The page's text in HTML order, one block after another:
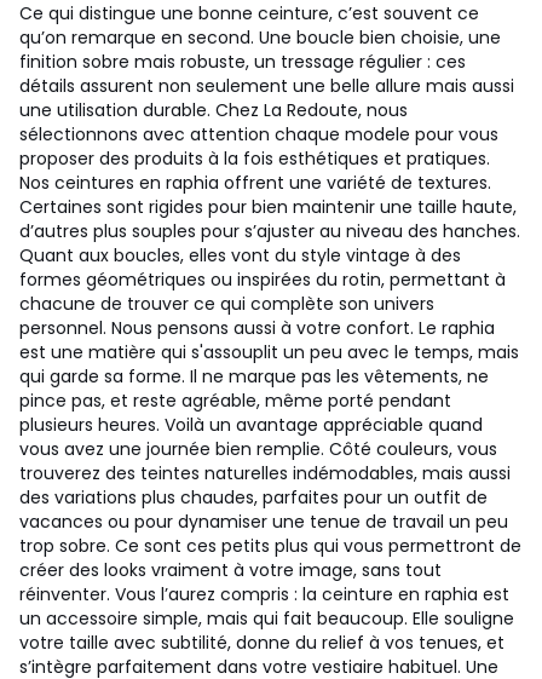
Ce qui distingue une bonne ceinture, c’est souvent ce
qu’on remarque en second. Une boucle bien choisie, une
finition sobre mais robuste, un tressage régulier : ces
détails assurent non seulement une belle allure mais aussi
une utilisation durable. Chez La Redoute, nous
sélectionnons avec attention chaque modele pour vous
proposer des produits à la fois esthétiques et pratiques.
Nos ceintures en raphia offrent une variété de textures.
Certaines sont rigides pour bien maintenir une taille haute,
d’autres plus souples pour s’ajuster au niveau des hanches.
Quant aux boucles, elles vont du style vintage à des
formes géométriques ou inspirées du rotin, permettant à
chacune de trouver ce qui complète son univers
personnel. Nous pensons aussi à votre confort. Le raphia
est une matière qui s'assouplit un peu avec le temps, mais
qui garde sa forme. Il ne marque pas les vêtements, ne
pince pas, et reste agréable, même porté pendant
plusieurs heures. Voilà un avantage appréciable quand
vous avez une journée bien remplie. Côté couleurs, vous
trouverez des teintes naturelles indémodables, mais aussi
des variations plus chaudes, parfaites pour un outfit de
vacances ou pour dynamiser une tenue de travail un peu
trop sobre. Ce sont ces petits plus qui vous permettront de
créer des looks vraiment à votre image, sans tout
réinventer. Vous l’aurez compris : la ceinture en raphia est
un accessoire simple, mais qui fait beaucoup. Elle souligne
votre taille avec subtilité, donne du relief à vos tenues, et
s’intègre parfaitement dans votre vestiaire habituel. Une